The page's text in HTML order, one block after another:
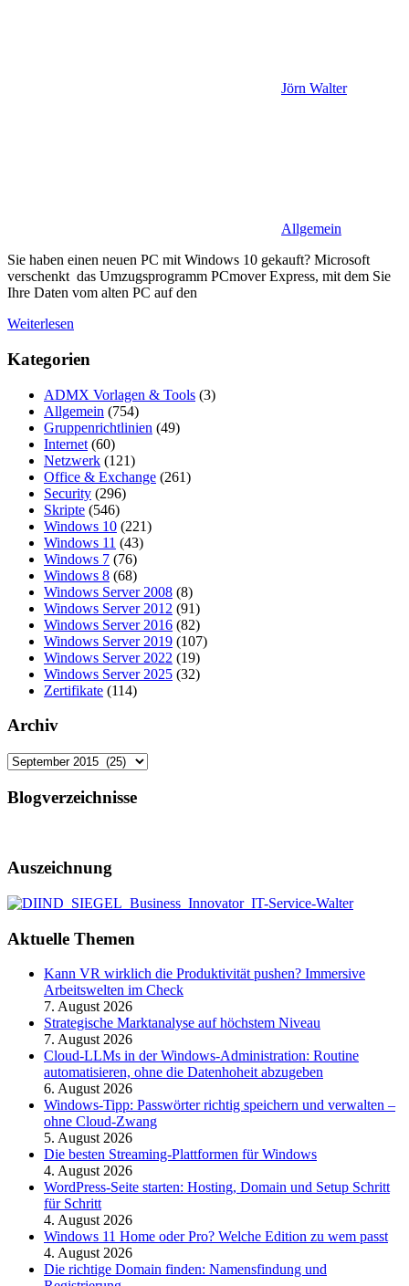
Jörn Walter
Allgemein
Sie haben einen neuen PC mit Windows 10 gekauft? Microsoft
verschenkt das Umzugsprogramm PCmover Express, mit dem Sie
Ihre Daten vom alten PC auf den
Weiterlesen
Kategorien
ADMX Vorlagen & Tools (3)
Allgemein (754)
Gruppenrichtlinien (49)
Internet (60)
Netzwerk (121)
Office & Exchange (261)
Security (296)
Skripte (546)
Windows 10 (221)
Windows 11 (43)
Windows 7 (76)
Windows 8 (68)
Windows Server 2008 (8)
Windows Server 2012 (91)
Windows Server 2016 (82)
Windows Server 2019 (107)
Windows Server 2022 (19)
Windows Server 2025 (32)
Zertifikate (114)
Archiv
Archiv
Blogverzeichnisse
Auszeichnung
Aktuelle Themen
Kann VR wirklich die Produktivität pushen? Immersive
Arbeitswelten im Check
7. August 2026
Strategische Marktanalyse auf höchstem Niveau
7. August 2026
Cloud-LLMs in der Windows-Administration: Routine
automatisieren, ohne die Datenhoheit abzugeben
6. August 2026
Windows-Tipp: Passwörter richtig speichern und verwalten –
ohne Cloud-Zwang
5. August 2026
Die besten Streaming-Plattformen für Windows
4. August 2026
WordPress-Seite starten: Hosting, Domain und Setup Schritt
für Schritt
4. August 2026
Windows 11 Home oder Pro? Welche Edition zu wem passt
4. August 2026
Die richtige Domain finden: Namensfindung und